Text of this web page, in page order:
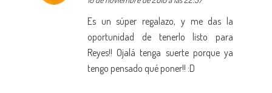
Es un súper regalazo, y me das la
oportunidad de tenerlo listo para
Reyes!! Ojalá tenga suerte porque ya
tengo pensado qué poner!! :D